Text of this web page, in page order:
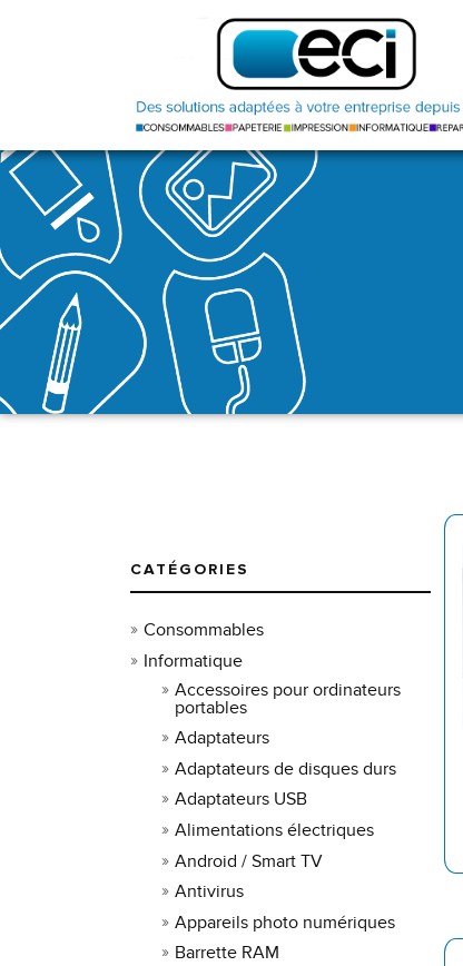
CATÉGORIES
Consommables
Informatique
Accessoires pour ordinateurs
portables
Adaptateurs
Adaptateurs de disques durs
Adaptateurs USB
Alimentations électriques
Android / Smart TV
Antivirus
Appareils photo numériques
Barrette RAM